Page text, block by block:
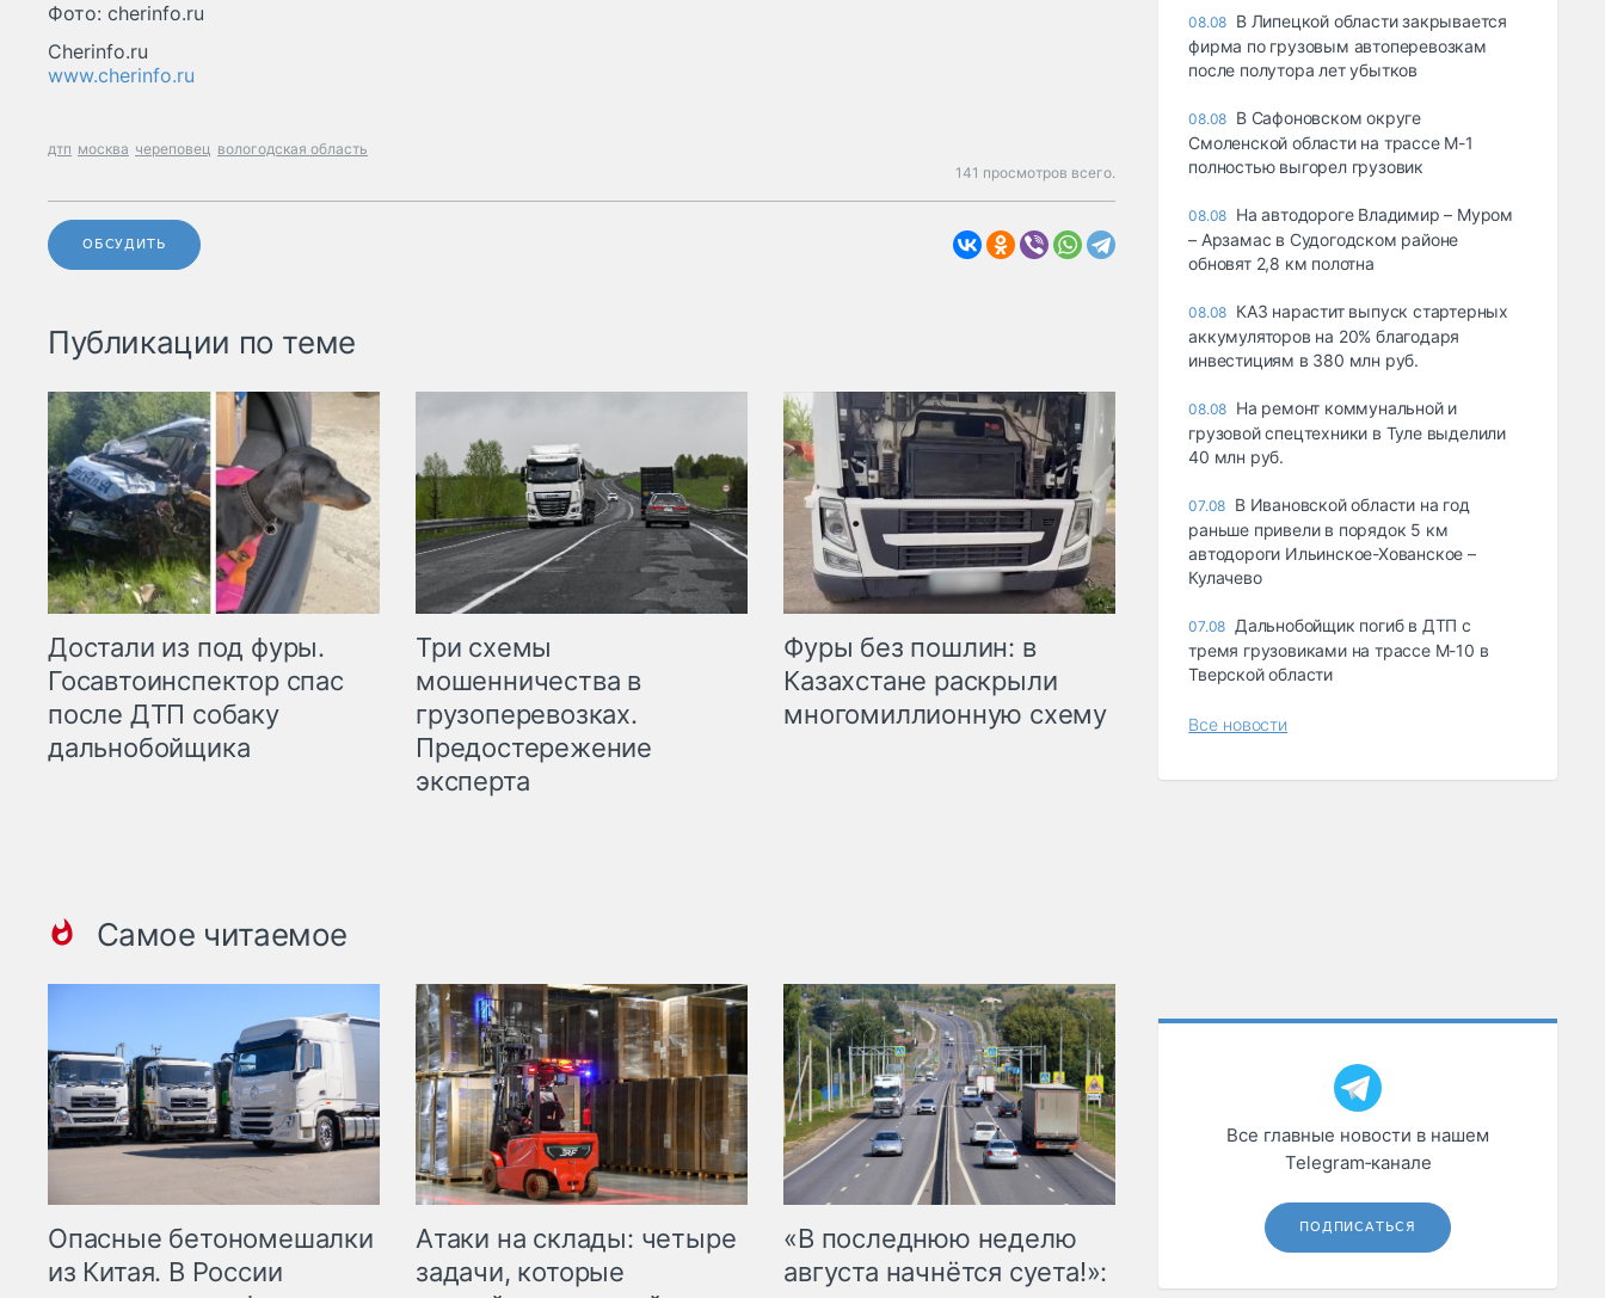
Фото: cherinfo.ru
Cherinfo.ru
www.cherinfo.ru
дтп москва череповец вологодская область
141 просмотров всего.
ОБСУДИТЬ
Публикации по теме
Достали из под фуры.
Госавтоинспектор спас
после ДТП собаку
дальнобойщика
Три схемы
мошенничества в
грузоперевозках.
Предостережение
эксперта
Фуры без пошлин: в
Казахстане раскрыли
многомиллионную схему
Самое читаемое
Опасные бетономешалки
из Китая. В России
Атаки на склады: четыре
задачи, которые
«В последнюю неделю
августа начнётся суета!»:
08.08 В Липецкой области закрывается
фирма по грузовым автоперевозкам
после полутора лет убытков
08.08 В Сафоновском округе
Смоленской области на трассе М-1
полностью выгорел грузовик
08.08 На автодороге Владимир – Муром
– Арзамас в Судогодском районе
обновят 2,8 км полотна
08.08 КАЗ нарастит выпуск стартерных
аккумуляторов на 20% благодаря
инвестициям в 380 млн руб.
08.08 На ремонт коммунальной и
грузовой спецтехники в Туле выделили
40 млн руб.
07.08 В Ивановской области на год
раньше привели в порядок 5 км
автодороги Ильинское-Хованское –
Кулачево
07.08 Дальнобойщик погиб в ДТП с
тремя грузовиками на трассе М-10 в
Тверской области
Все новости
Все главные новости в нашем
Telegram‑канале
ПОДПИСАТЬСЯ